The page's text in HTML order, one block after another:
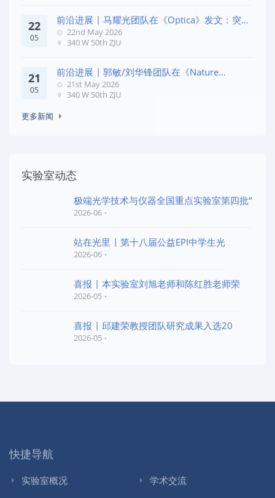
22
05
前沿进展 | 马耀光团队在《Optica》发文：突破
几何相位
22nd May 2026
340 W 50th ZJU
21
05
前沿进展 | 郭敏/刘华锋团队在《Nature
Commun
21st May 2026
340 W 50th ZJU
更多新闻
实验室动态
极端光学技术与仪器全国重点实验室第四批“
2026-06
站在光里 | 第十八届公益EPI中学生光
2026-06
喜报 | 本实验室刘旭老师和陈红胜老师荣
2026-05
喜报 | 邱建荣教授团队研究成果入选20
2026-05
快捷导航
实验室概况
学术交流